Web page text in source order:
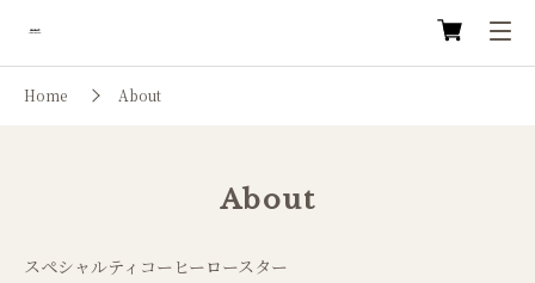
Home About
About
スペシャルティコーヒーロースター